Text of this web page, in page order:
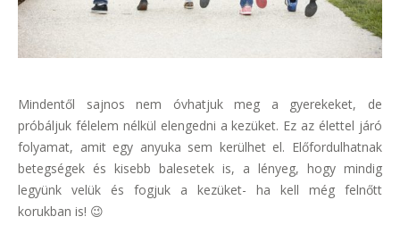
Mindentől sajnos nem óvhatjuk meg a gyerekeket, de
próbáljuk félelem nélkül elengedni a kezüket. Ez az élettel járó
folyamat, amit egy anyuka sem kerülhet el. Előfordulhatnak
betegségek és kisebb balesetek is, a lényeg, hogy mindig
legyünk velük és fogjuk a kezüket- ha kell még felnőtt
korukban is! 😉